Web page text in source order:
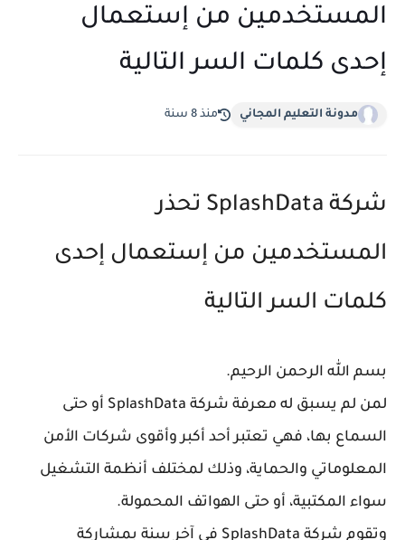
المستخدمين من إستعمال
إحدى كلمات السر التالية
مدونة التعليم المجاني منذ 8 سنة
شركة SplashData تحذر
المستخدمين من إستعمال إحدى
كلمات السر التالية
بسم الله الرحمن الرحيم.
لمن لم يسبق له معرفة شركة SplashData أو حتى
السماع بها، فهي تعتبر أحد أكبر وأقوى شركات الأمن
المعلوماتي والحماية، وذلك لمختلف أنظمة التشغيل
سواء المكتبية، أو حتى الهواتف المحمولة.
وتقوم شركة SplashData في آخر سنة بمشاركة